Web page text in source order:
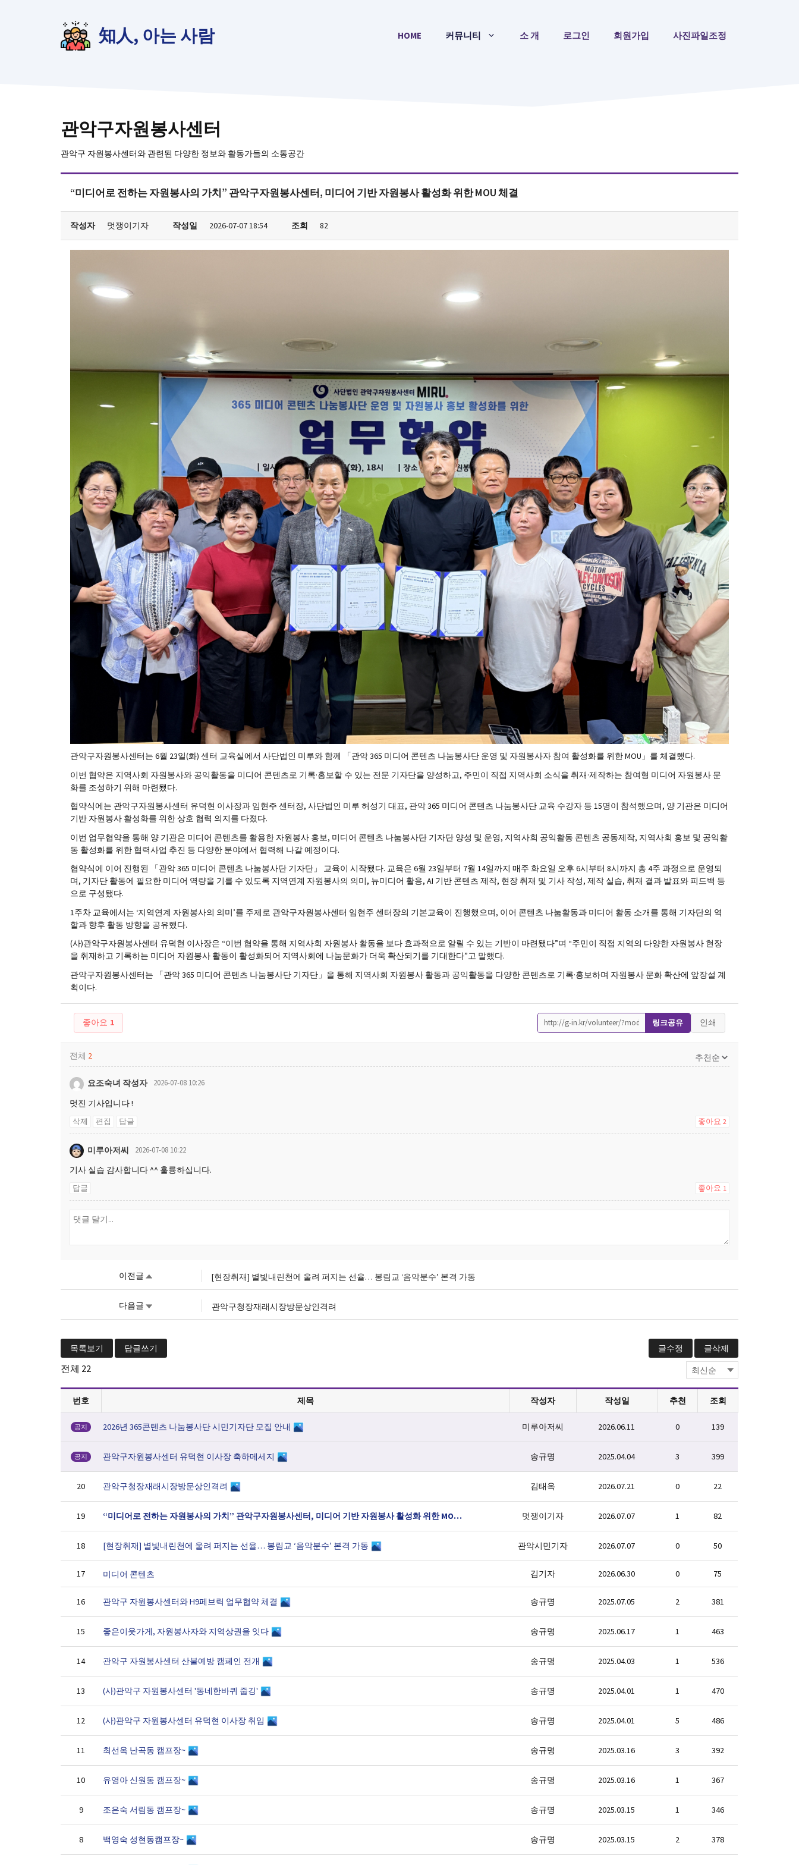
知人, 아는 사람 HOME 커뮤니티 소 개 로그인 회원가입 사진파일조정
관악구자원봉사센터
관악구 자원봉사센터와 관련된 다양한 정보와 활동가들의 소통공간
“미디어로 전하는 자원봉사의 가치” 관악구자원봉사센터, 미디어 기반 자원봉사 활성화 위한 MOU 체결
작성자 멋쟁이기자 작성일 2026-07-07 18:54 조회 82
관악구자원봉사센터는 6월 23일(화) 센터 교육실에서 사단법인 미루와 함께 「관악 365 미디어 콘텐츠 나눔봉사단 운영 및 자원봉사자 참여 활성화를 위한 MOU」를 체결했다.
이번 협약은 지역사회 자원봉사와 공익활동을 미디어 콘텐츠로 기록·홍보할 수 있는 전문 기자단을 양성하고, 주민이 직접 지역사회 소식을 취재·제작하는 참여형 미디어 자원봉사 문
화를 조성하기 위해 마련됐다.
협약식에는 관악구자원봉사센터 유덕현 이사장과 임현주 센터장, 사단법인 미루 허성기 대표, 관악 365 미디어 콘텐츠 나눔봉사단 교육 수강자 등 15명이 참석했으며, 양 기관은 미디어
기반 자원봉사 활성화를 위한 상호 협력 의지를 다졌다.
이번 업무협약을 통해 양 기관은 미디어 콘텐츠를 활용한 자원봉사 홍보, 미디어 콘텐츠 나눔봉사단 기자단 양성 및 운영, 지역사회 공익활동 콘텐츠 공동제작, 지역사회 홍보 및 공익활
동 활성화를 위한 협력사업 추진 등 다양한 분야에서 협력해 나갈 예정이다.
협약식에 이어 진행된 「관악 365 미디어 콘텐츠 나눔봉사단 기자단」 교육이 시작됐다. 교육은 6월 23일부터 7월 14일까지 매주 화요일 오후 6시부터 8시까지 총 4주 과정으로 운영되
며, 기자단 활동에 필요한 미디어 역량을 기를 수 있도록 지역연계 자원봉사의 의미, 뉴미디어 활용, AI 기반 콘텐츠 제작, 현장 취재 및 기사 작성, 제작 실습, 취재 결과 발표와 피드백 등
으로 구성됐다.
1주차 교육에서는 ‘지역연계 자원봉사의 의미’를 주제로 관악구자원봉사센터 임현주 센터장의 기본교육이 진행했으며, 이어 콘텐츠 나눔활동과 미디어 활동 소개를 통해 기자단의 역
할과 향후 활동 방향을 공유했다.
(사)관악구자원봉사센터 유덕현 이사장은 “이번 협약을 통해 지역사회 자원봉사 활동을 보다 효과적으로 알릴 수 있는 기반이 마련됐다”며 “주민이 직접 지역의 다양한 자원봉사 현장
을 취재하고 기록하는 미디어 자원봉사 활동이 활성화되어 지역사회에 나눔문화가 더욱 확산되기를 기대한다”고 말했다.
관악구자원봉사센터는 「관악 365 미디어 콘텐츠 나눔봉사단 기자단」을 통해 지역사회 자원봉사 활동과 공익활동을 다양한 콘텐츠로 기록·홍보하며 자원봉사 문화 확산에 앞장설 계
획이다.
좋아요 1 링크공유 인쇄
전체 2
요조숙녀 작성자 2026-07-08 10:26
멋진 기사입니다 !
삭제 편집 답글 좋아요 2
미루아저씨 2026-07-08 10:22
기사 실습 감사합니다 ^^ 훌륭하십니다.
답글 좋아요 1
이전글 [현장취재] 별빛내린천에 울려 퍼지는 선율… 봉림교 ‘음악분수’ 본격 가동
다음글 관악구청장재래시장방문상인격려
목록보기 답글쓰기 글수정 글삭제
전체 22
번호 제목 작성자 작성일 추천 조회
공지 2026년 365콘텐츠 나눔봉사단 시민기자단 모집 안내 미루아저씨 2026.06.11 0 139
공지 관악구자원봉사센터 유덕현 이사장 축하메세지 송규명 2025.04.04 3 399
20 관악구청장재래시장방문상인격려 김태옥 2026.07.21 0 22
19 “미디어로 전하는 자원봉사의 가치” 관악구자원봉사센터, 미디어 기반 자원봉사 활성화 위한 MOU 체결 멋쟁이기자 2026.07.07 1 82
18 [현장취재] 별빛내린천에 울려 퍼지는 선율… 봉림교 ‘음악분수’ 본격 가동 관악시민기자 2026.07.07 0 50
17 미디어 콘텐츠 김기자 2026.06.30 0 75
16 관악구 자원봉사센터와 H9페브릭 업무협약 체결 송규명 2025.07.05 2 381
15 좋은이웃가게, 자원봉사자와 지역상권을 잇다 송규명 2025.06.17 1 463
14 관악구 자원봉사센터 산불예방 캠페인 전개 송규명 2025.04.03 1 536
13 (사)관악구 자원봉사센터 '동네한바퀴 줍깅' 송규명 2025.04.01 1 470
12 (사)관악구 자원봉사센터 유덕현 이사장 취임 송규명 2025.04.01 5 486
11 최선옥 난곡동 캠프장~ 송규명 2025.03.16 3 392
10 유영아 신원동 캠프장~ 송규명 2025.03.16 1 367
9 조은숙 서림동 캠프장~ 송규명 2025.03.15 1 346
8 백영숙 성현동캠프장~ 송규명 2025.03.15 2 378